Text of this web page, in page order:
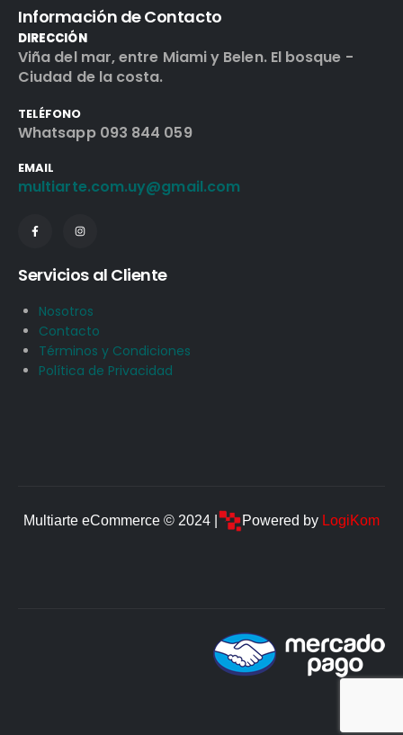
Información de Contacto
DIRECCIÓN
Viña del mar, entre Miami y Belen. El bosque -
Ciudad de la costa.
TELÉFONO
Whatsapp 093 844 059
EMAIL
multiarte.com.uy@gmail.com
Servicios al Cliente
Nosotros
Contacto
Términos y Condiciones
Política de Privacidad
Multiarte eCommerce © 2024 | Powered by LogiKom